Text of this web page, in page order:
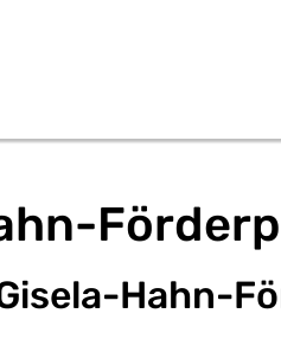
Hahn-